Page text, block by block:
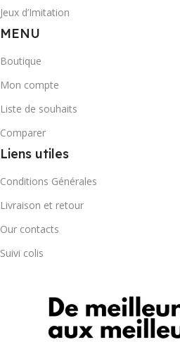
Jeux d’Imitation
MENU
Boutique
Mon compte
Liste de souhaits
Comparer
Liens utiles
Conditions Générales
Livraison et retour
Our contacts
Suivi colis